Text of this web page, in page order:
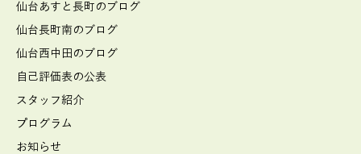
仙台あすと長町のブログ
仙台長町南のブログ
仙台西中田のブログ
自己評価表の公表
スタッフ紹介
プログラム
お知らせ